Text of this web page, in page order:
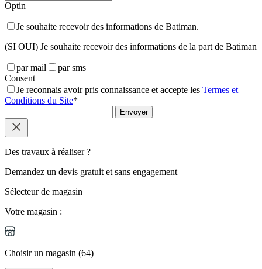
Optin
Je souhaite recevoir des informations de Batiman.
(SI OUI) Je souhaite recevoir des informations de la part de Batiman
par mail
par sms
Consent
Je reconnais avoir pris connaissance et accepte les Termes et
Conditions du Site*
Envoyer
Des travaux à réaliser ?
Demandez un devis gratuit et sans engagement
Sélecteur de magasin
Votre magasin :
Choisir un magasin (64)